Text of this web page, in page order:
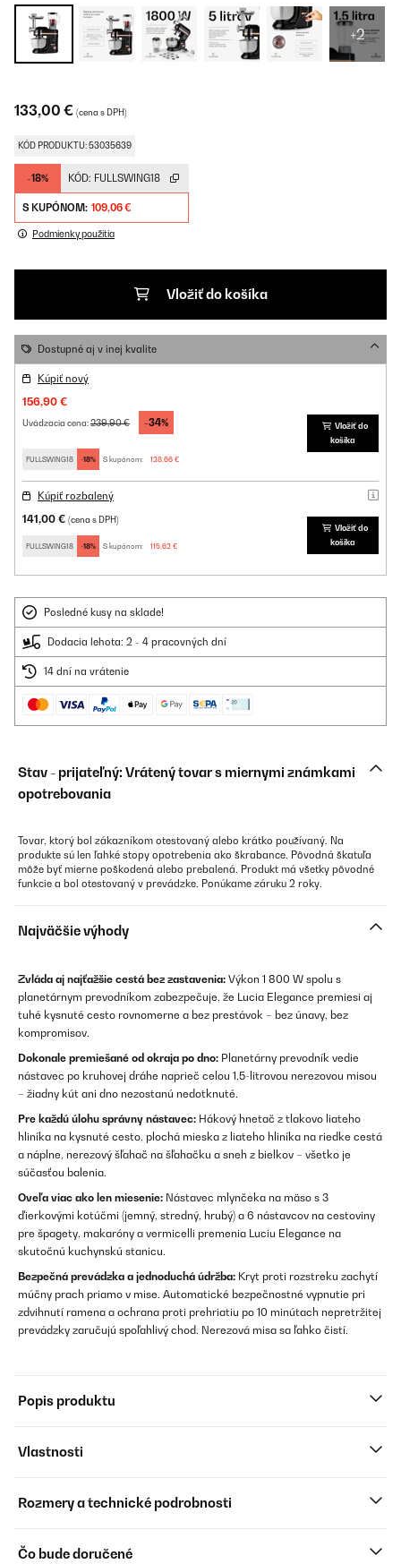
+2
133,00 € (cena s DPH)
KÓD PRODUKTU: 53035639
-18% KÓD: FULLSWING18
S KUPÓNOM: 109,06 €
Podmienky použitia
Vložiť do košíka
Dostupné aj v inej kvalite
Kúpiť nový
156,90 €
Uvádzacia cena:239,90 € -34%
FULLSWING18 -18% S kupónom: 128,66 €
Vložiť do
košíka
Kúpiť rozbalený
141,00 € (cena s DPH)
FULLSWING18 -18% S kupónom: 115,62 €
Vložiť do
košíka
Posledné kusy na sklade!
Dodacia lehota: 2 - 4 pracovných dní
14 dní na vrátenie
Stav - prijateľný: Vrátený tovar s miernymi známkami
opotrebovania
Tovar, ktorý bol zákazníkom otestovaný alebo krátko používaný. Na
produkte sú len ľahké stopy opotrebenia ako škrabance. Pôvodná škatuľa
môže byť mierne poškodená alebo prebalená. Produkt má všetky pôvodné
funkcie a bol otestovaný v prevádzke. Ponúkame záruku 2 roky.
Najväčšie výhody
Zvláda aj najťažšie cestá bez zastavenia: Výkon 1 800 W spolu s
planetárnym prevodníkom zabezpečuje, že Lucia Elegance premiesi aj
tuhé kysnuté cesto rovnomerne a bez prestávok – bez únavy, bez
kompromisov.
Dokonale premiešané od okraja po dno: Planetárny prevodník vedie
nástavec po kruhovej dráhe naprieč celou 1,5-litrovou nerezovou misou
– žiadny kút ani dno nezostanú nedotknuté.
Pre každú úlohu správny nástavec: Hákový hnetač z tlakovo liateho
hliníka na kysnuté cesto, plochá mieska z liateho hliníka na riedke cestá
a náplne, nerezový šľahač na šľahačku a sneh z bielkov – všetko je
súčasťou balenia.
Oveľa viac ako len miesenie: Nástavec mlynčeka na mäso s 3
ďierkovými kotúčmi (jemný, stredný, hrubý) a 6 nástavcov na cestoviny
pre špagety, makaróny a vermicelli premenia Luciu Elegance na
skutočnú kuchynskú stanicu.
Bezpečná prevádzka a jednoduchá údržba: Kryt proti rozstreku zachytí
múčny prach priamo v mise. Automatické bezpečnostné vypnutie pri
zdvihnutí ramena a ochrana proti prehriatiu po 10 minútach nepretržitej
prevádzky zaručujú spoľahlivý chod. Nerezová misa sa ľahko čistí.
Popis produktu
Vlastnosti
Rozmery a technické podrobnosti
Čo bude doručené